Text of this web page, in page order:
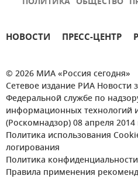
НОВОСТИ ПРЕСС-ЦЕНТР
© 2026 МИА «Россия сегодня»
Сетевое издание РИА Новости
Федеральной службе по
информационных технологий
(Роскомнадзор) 08 апреля 2014
Политика использования
логирования
Политика конфиденциальности
Правила применения